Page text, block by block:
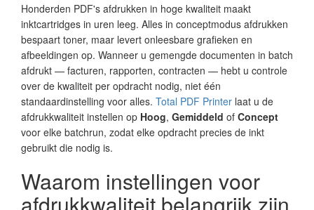
Honderden PDF's afdrukken in hoge kwaliteit maakt
inktcartridges in uren leeg. Alles in conceptmodus afdrukken
bespaart toner, maar levert onleesbare grafieken en
afbeeldingen op. Wanneer u gemengde documenten in batch
afdrukt — facturen, rapporten, contracten — hebt u controle
over de kwaliteit per opdracht nodig, niet één
standaardinstelling voor alles. Total PDF Printer laat u de
afdrukkwaliteit instellen op Hoog, Gemiddeld of Concept
voor elke batchrun, zodat elke opdracht precies de inkt
gebruikt die nodig is.
Waarom instellingen voor
afdrukkwaliteit belangrijk zijn